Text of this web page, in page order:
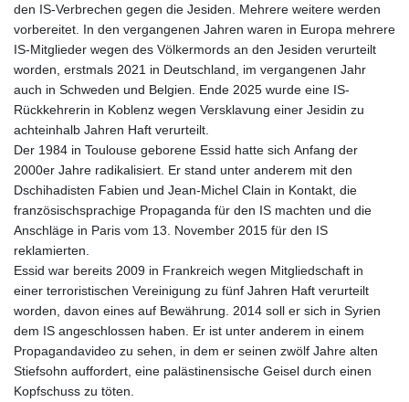
den IS-Verbrechen gegen die Jesiden. Mehrere weitere werden
vorbereitet. In den vergangenen Jahren waren in Europa mehrere
IS-Mitglieder wegen des Völkermords an den Jesiden verurteilt
worden, erstmals 2021 in Deutschland, im vergangenen Jahr
auch in Schweden und Belgien. Ende 2025 wurde eine IS-
Rückkehrerin in Koblenz wegen Versklavung einer Jesidin zu
achteinhalb Jahren Haft verurteilt.
Der 1984 in Toulouse geborene Essid hatte sich Anfang der
2000er Jahre radikalisiert. Er stand unter anderem mit den
Dschihadisten Fabien und Jean-Michel Clain in Kontakt, die
französischsprachige Propaganda für den IS machten und die
Anschläge in Paris vom 13. November 2015 für den IS
reklamierten.
Essid war bereits 2009 in Frankreich wegen Mitgliedschaft in
einer terroristischen Vereinigung zu fünf Jahren Haft verurteilt
worden, davon eines auf Bewährung. 2014 soll er sich in Syrien
dem IS angeschlossen haben. Er ist unter anderem in einem
Propagandavideo zu sehen, in dem er seinen zwölf Jahre alten
Stiefsohn auffordert, eine palästinensische Geisel durch einen
Kopfschuss zu töten.